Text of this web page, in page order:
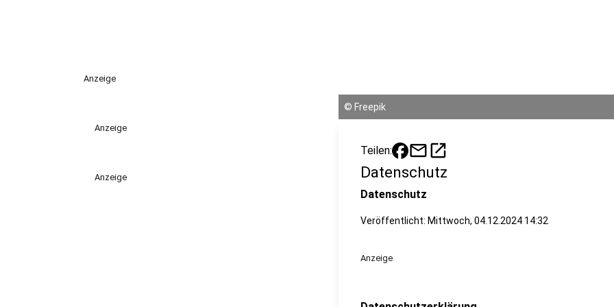
Anzeige
Anzeige
Anzeige
© Freepik
Teilen: mailopen_in_new
Datenschutz
Datenschutz
Veröffentlicht: Mittwoch, 04.12.2024 14:32
Anzeige